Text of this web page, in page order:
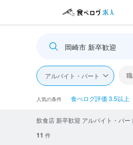
岡崎市 新卒歓迎
アルバイト・パート
人気の条件 食べログ評価 3.5以上
飲食店 新卒歓迎 アルバイト・パ
11 件